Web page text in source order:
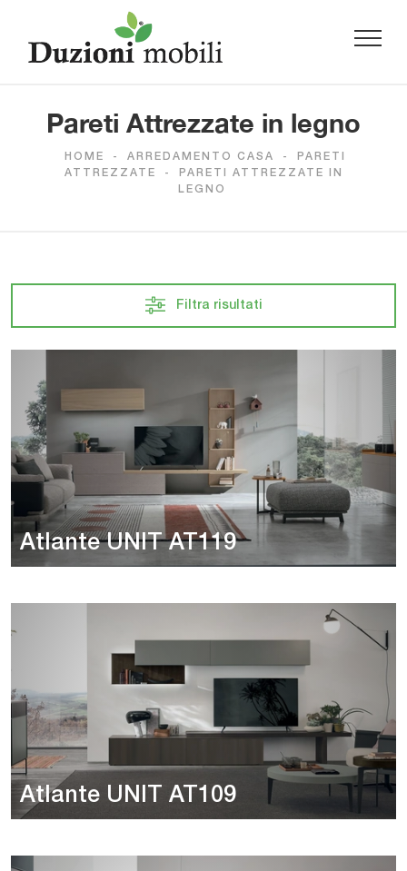
Pareti Attrezzate in legno
HOME - ARREDAMENTO CASA -
PARETI
ATTREZZATE
-
PARETI ATTREZZATE IN
LEGNO
Filtra risultati
Atlante UNIT AT119
Atlante UNIT AT109